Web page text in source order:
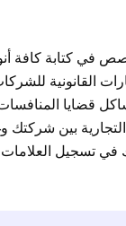
في كتابة كافة
القانونية
قضايا
بين
تسجيل العلامات